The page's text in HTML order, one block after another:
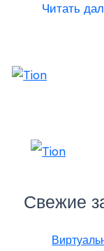
Читать
Свежие